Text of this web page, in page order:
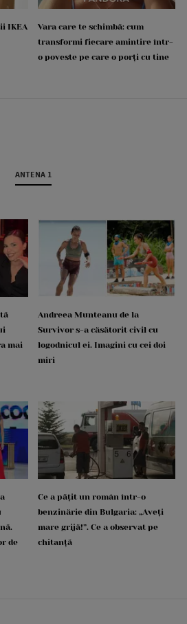
IKEA
Vara care te schimbă: cum
transformi fiecare amintire într-
o poveste pe care o porți cu tine
ANTENA 1
mai
Andreea Munteanu de la
Survivor s-a căsătorit civil cu
logodnicul ei. Imagini cu cei doi
miri
de
Ce a pățit un român într-o
benzinărie din Bulgaria: „Aveți
mare grijă!”. Ce a observat pe
chitanță